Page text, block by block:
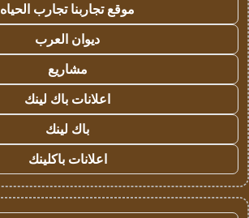
موقع تجاربنا تجارب الحياه
ديوان العرب
مشاريع
اعلانات باك لينك
باك لينك
اعلانات باكلينك